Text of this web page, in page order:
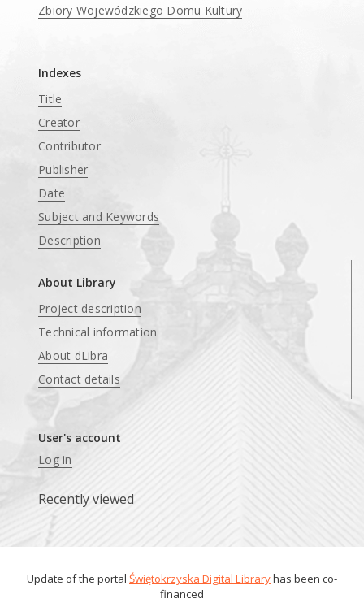
Zbiory Wojewódzkiego Domu Kultury
Indexes
Title
Creator
Contributor
Publisher
Date
Subject and Keywords
Description
About Library
Project description
Technical information
About dLibra
Contact details
User's account
Log in
Recently viewed
Update of the portal Świętokrzyska Digital Libraryhas been co-
financed